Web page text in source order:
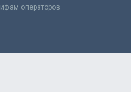
операторов